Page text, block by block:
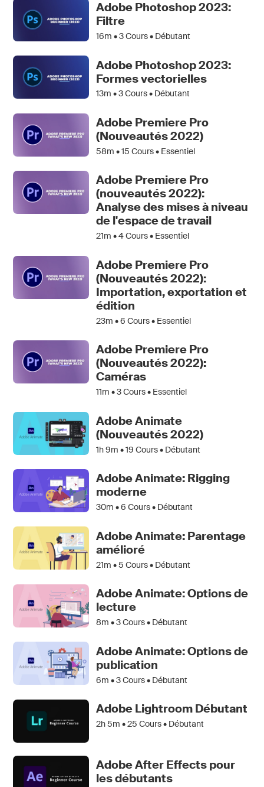
Adobe Photoshop 2023:
Filtre
16m •3Cours • Débutant
Adobe Photoshop 2023:
Formes vectorielles
13m •3Cours • Débutant
Adobe Premiere Pro
(Nouveautés 2022)
58m •15 Cours • Essentiel
Adobe Premiere Pro
(nouveautés 2022):
Analyse des mises à niveau
de l'espace de travail
21m •4Cours • Essentiel
Adobe Premiere Pro
(Nouveautés 2022):
Importation, exportation et
édition
23m •6 Cours • Essentiel
Adobe Premiere Pro
(Nouveautés 2022):
Caméras
11m •3Cours • Essentiel
Adobe Animate
(Nouveautés 2022)
1h 9m •19 Cours • Débutant
Adobe Animate: Rigging
moderne
30m •6 Cours • Débutant
Adobe Animate: Parentage
amélioré
21m •5 Cours • Débutant
Adobe Animate: Options de
lecture
8m •3Cours • Débutant
Adobe Animate: Options de
publication
6m •3Cours • Débutant
Adobe Lightroom Débutant
2h 5m •25 Cours • Débutant
Adobe After Effects pour
les débutants